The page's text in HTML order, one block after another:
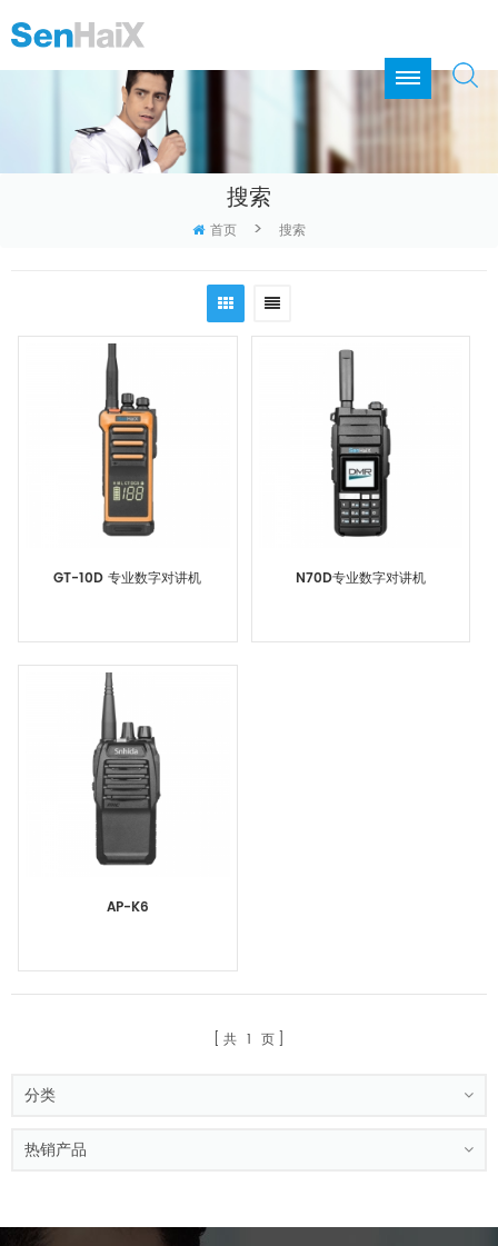
搜索
首页 > 搜索
GT-10D 专业数字对讲机 N70D专业数字对讲机
AP-K6
共 1 页
分类
热销产品